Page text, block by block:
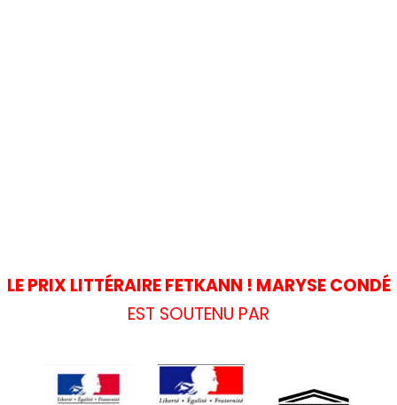
LE PRIX LITTÉRAIRE FETKANN ! MARYSE CONDÉ
EST SOUTENU PAR